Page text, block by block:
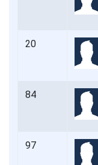
20
84
97